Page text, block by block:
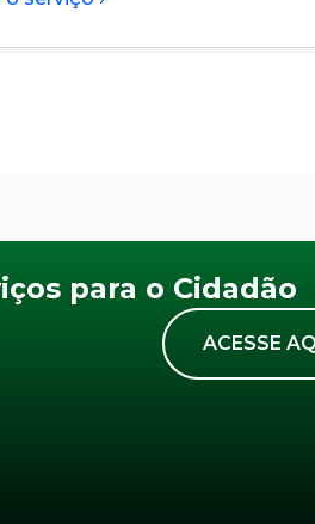
para o Cidadão
ACESSE